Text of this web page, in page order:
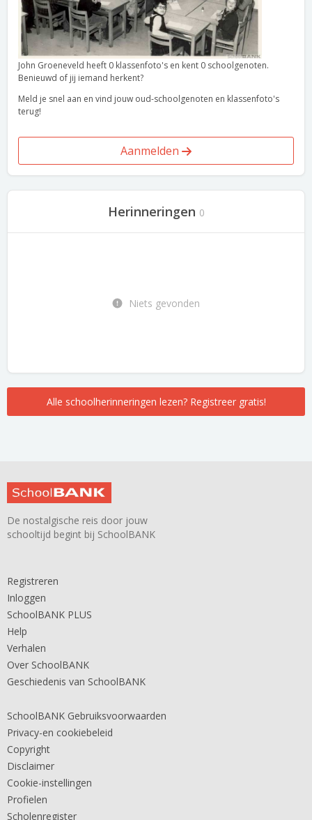
John Groeneveld heeft 0 klassenfoto's en kent 0 schoolgenoten.
Benieuwd of jij iemand herkent?
Meld je snel aan en vind jouw oud-schoolgenoten en klassenfoto's
terug!
Aanmelden
Herinneringen 0
Niets gevonden
Alle schoolherinneringen lezen? Registreer gratis!
De nostalgische reis door jouw
schooltijd begint bij SchoolBANK
Registreren
Inloggen
SchoolBANK PLUS
Help
Verhalen
Over SchoolBANK
Geschiedenis van SchoolBANK
SchoolBANK Gebruiksvoorwaarden
Privacy-en cookiebeleid
Copyright
Disclaimer
Cookie-instellingen
Profielen
Scholenregister